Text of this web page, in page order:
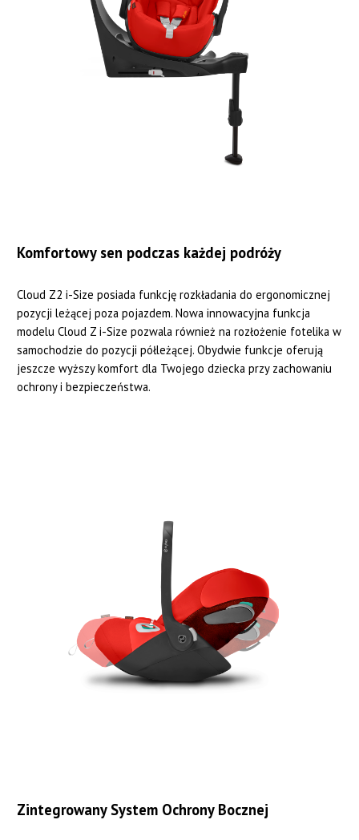
Komfortowy sen podczas każdej podróży
Cloud Z2 i-Size posiada funkcję rozkładania do ergonomicznej
pozycji leżącej poza pojazdem. Nowa innowacyjna funkcja
modelu Cloud Z i-Size pozwala również na rozłożenie fotelika w
samochodzie do pozycji półleżącej. Obydwie funkcje oferują
jeszcze wyższy komfort dla Twojego dziecka przy zachowaniu
ochrony i bezpieczeństwa.
Zintegrowany System Ochrony Bocznej